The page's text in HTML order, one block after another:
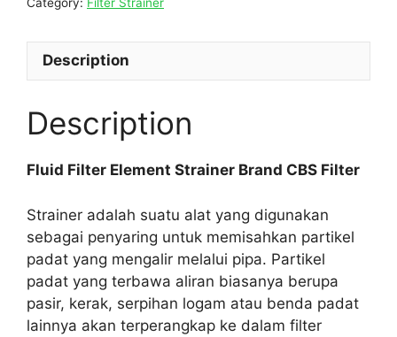
Description
Description
Fluid Filter Element Strainer Brand CBS Filter
Strainer adalah suatu alat yang digunakan
sebagai penyaring untuk memisahkan partikel
padat yang mengalir melalui pipa. Partikel
padat yang terbawa aliran biasanya berupa
pasir, kerak, serpihan logam atau benda padat
lainnya akan terperangkap ke dalam filter